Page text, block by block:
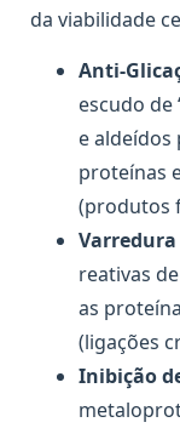
da viabilidade
Anti-
escudo de
e aldeídos
proteínas
(produtos
Varredura
reativas
as
(ligações
Inibição